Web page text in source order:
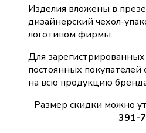
Изделия вложены в
дизайнерский чехол-
логотипом фирмы.
Для
постоянных
на всю продукцию
Размер скидки можно
391-